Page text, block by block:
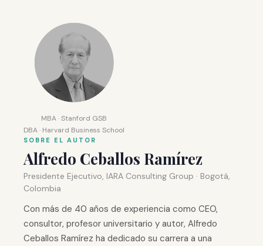
MBA · Stanford GSB
DBA · Harvard Business School
SOBRE EL AUTOR
Alfredo Ceballos Ramírez
Presidente Ejecutivo, IARA Consulting Group · Bogotá,
Colombia
Con más de 40 años de experiencia como CEO,
consultor, profesor universitario y autor, Alfredo
Ceballos Ramírez ha dedicado su carrera a una